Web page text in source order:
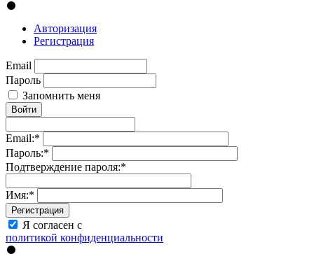
Авторизация
Регистрация
Email
Пароль
Запомнить меня
Войти
Email:*
Пароль:*
Подтверждение пароля:*
Имя:*
Регистрация
Я согласен с
политикой конфиденциальности